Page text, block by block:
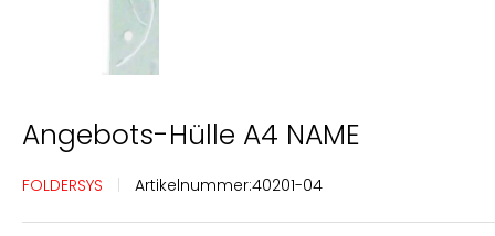
Angebots-Hülle A4 NAME
FOLDERSYS Artikelnummer:40201-04